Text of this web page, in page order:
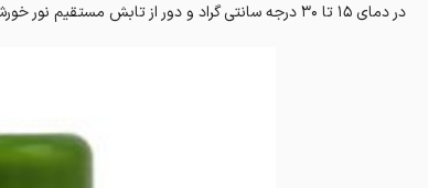
در دمای 15 تا 30 درجه سانتی گراد و دور از تابش مستقیم نور خورشید نگهداری شود.